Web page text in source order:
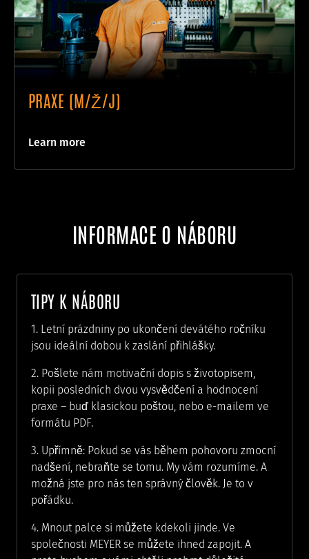
PRAXE (M/Ž/J)
Learn more
INFORMACE O NÁBORU
TIPY K NÁBORU
1. Letní prázdniny po ukončení devátého ročníku
jsou ideální dobou k zaslání přihlášky.
2. Pošlete nám motivační dopis s životopisem,
kopii posledních dvou vysvědčení a hodnocení
praxe – buď klasickou poštou, nebo e-mailem ve
formátu PDF.
3. Upřímně: Pokud se vás během pohovoru zmocní
nadšení, nebraňte se tomu. My vám rozumíme. A
možná jste pro nás ten správný člověk. Je to v
pořádku.
4. Mnout palce si můžete kdekoli jinde. Ve
společnosti MEYER se můžete ihned zapojit. A